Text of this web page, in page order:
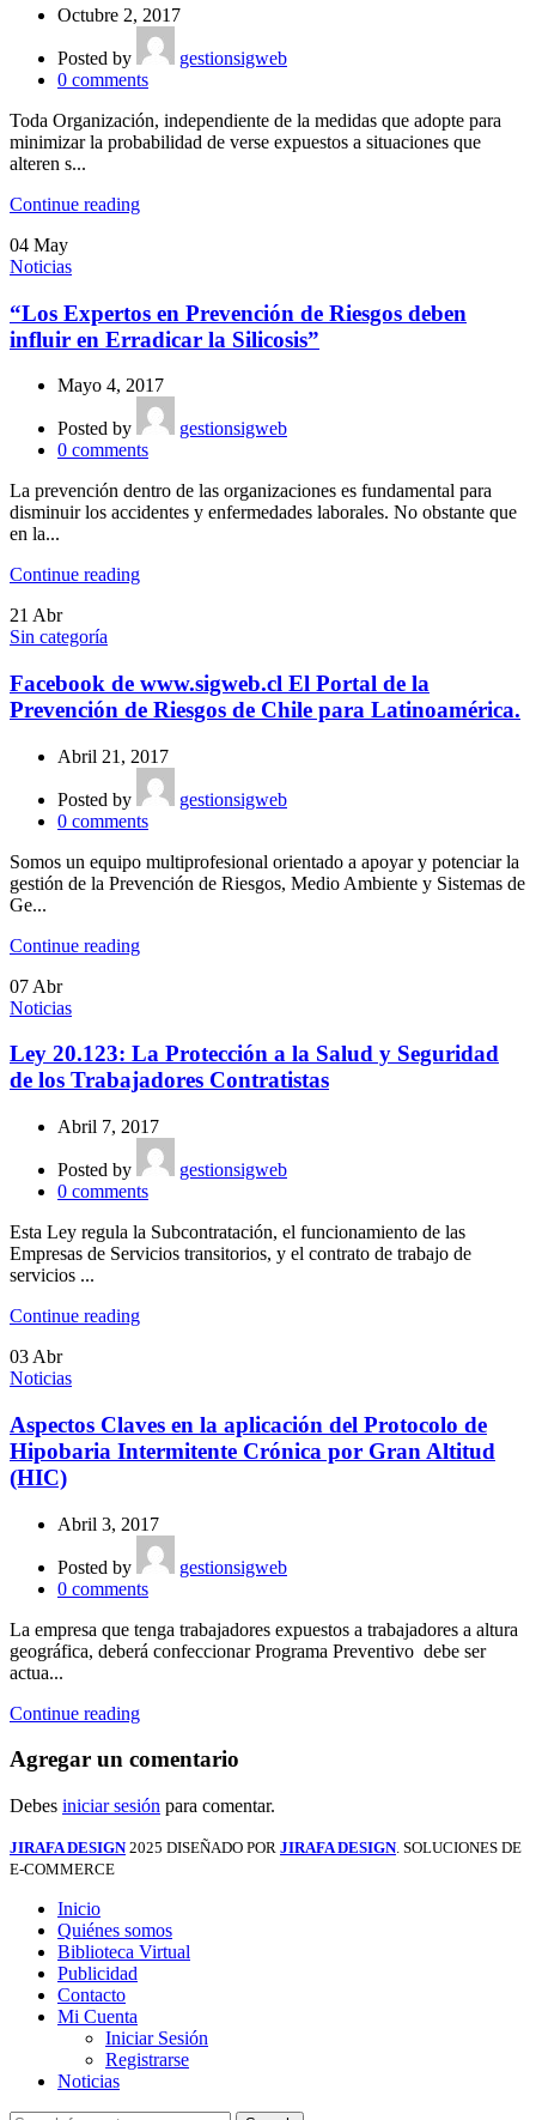
Octubre 2, 2017
Posted by
gestionsigweb
0 comments
Toda Organización, independiente de la medidas que adopte para
minimizar la probabilidad de verse expuestos a situaciones que
alteren s...
Continue reading
04 May
Noticias
“Los Expertos en Prevención de Riesgos deben
influir en Erradicar la Silicosis”
Mayo 4, 2017
Posted by
gestionsigweb
0 comments
La prevención dentro de las organizaciones es fundamental para
disminuir los accidentes y enfermedades laborales. No obstante que
en la...
Continue reading
21 Abr
Sin categoría
Facebook de www.sigweb.cl El Portal de la
Prevención de Riesgos de Chile para Latinoamérica.
Abril 21, 2017
Posted by
gestionsigweb
0 comments
Somos un equipo multiprofesional orientado a apoyar y potenciar la
gestión de la Prevención de Riesgos, Medio Ambiente y Sistemas de
Ge...
Continue reading
07 Abr
Noticias
Ley 20.123: La Protección a la Salud y Seguridad
de los Trabajadores Contratistas
Abril 7, 2017
Posted by
gestionsigweb
0 comments
Esta Ley regula la Subcontratación, el funcionamiento de las
Empresas de Servicios transitorios, y el contrato de trabajo de
servicios ...
Continue reading
03 Abr
Noticias
Aspectos Claves en la aplicación del Protocolo de
Hipobaria Intermitente Crónica por Gran Altitud
(HIC)
Abril 3, 2017
Posted by
gestionsigweb
0 comments
La empresa que tenga trabajadores expuestos a trabajadores a altura
geográfica, deberá confeccionar Programa Preventivo debe ser
actua...
Continue reading
Agregar un comentario
Debes iniciar sesión para comentar.
JIRAFA DESIGN 2025 DISEÑADO POR JIRAFA DESIGN. SOLUCIONES DE
E-COMMERCE
Inicio
Quiénes somos
Biblioteca Virtual
Publicidad
Contacto
Mi Cuenta
Iniciar Sesión
Registrarse
Noticias